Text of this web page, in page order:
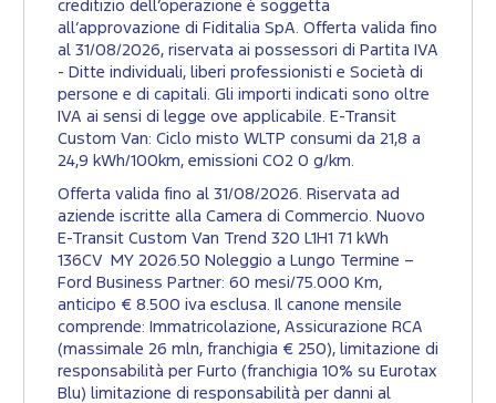
creditizio dell’operazione è soggetta
all’approvazione di Fiditalia SpA. Offerta valida fino
al 31/08/2026, riservata ai possessori di Partita IVA
- Ditte individuali, liberi professionisti e Società di
persone e di capitali. Gli importi indicati sono oltre
IVA ai sensi di legge ove applicabile. E-Transit
Custom Van: Ciclo misto WLTP consumi da 21,8 a
24,9 kWh/100km, emissioni CO2 0 g/km.​
Offerta valida fino al 31/08/2026. Riservata ad
aziende iscritte alla Camera di Commercio. Nuovo
E-Transit Custom Van Trend 320 L1H1 71 kWh
136CV MY 2026.50 Noleggio a Lungo Termine –
Ford Business Partner: 60 mesi/75.000 Km,
anticipo € 8.500 iva esclusa. Il canone mensile
comprende: Immatricolazione, Assicurazione RCA
(massimale 26 mln, franchigia € 250), limitazione di
responsabilità per Furto (franchigia 10% su Eurotax
Blu) limitazione di responsabilità per danni al